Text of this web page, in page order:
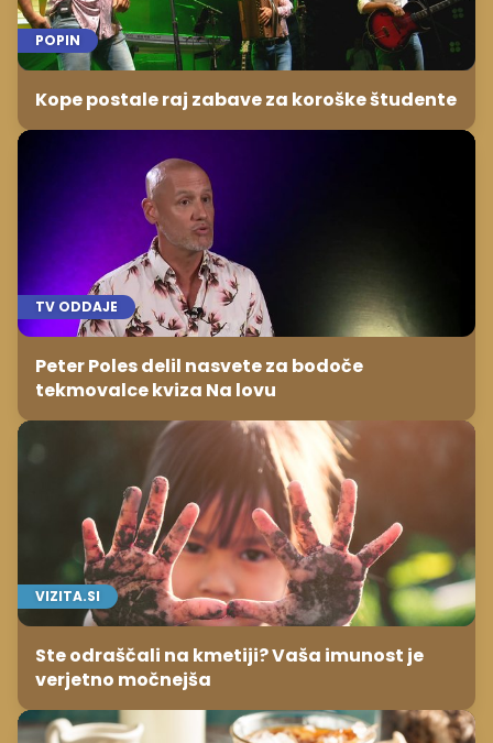
POPIN
Kope postale raj zabave za koroške študente
TV ODDAJE
Peter Poles delil nasvete za bodoče
tekmovalce kviza Na lovu
VIZITA.SI
Ste odraščali na kmetiji? Vaša imunost je
verjetno močnejša